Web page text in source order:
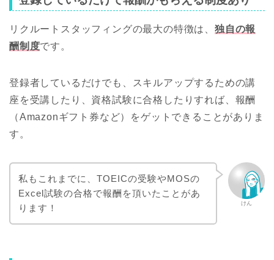
リクルートスタッフィングの最大の特徴は、 独自の報
酬制度です。
登録者しているだけでも、スキルアップするための講
座を受講したり、資格試験に合格したりすれば、報酬
（Amazonギフト券など）をゲットできることがありま
す。
けん
私もこれまでに、TOEICの受験やMOSの
Excel試験の合格で報酬を頂いたことがあ
ります！